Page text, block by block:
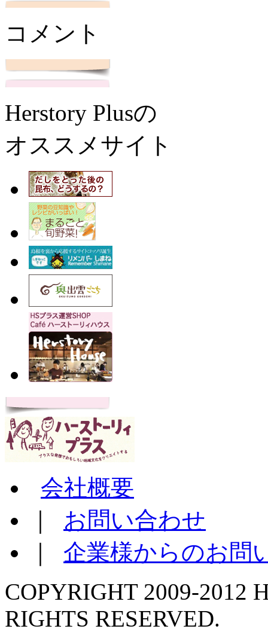
コメント
Herstory Plusの
オススメサイト
会社概要
お問い合わせ
企業様からのお問
COPYRIGHT 2009-2012
RIGHTS RESERVED.